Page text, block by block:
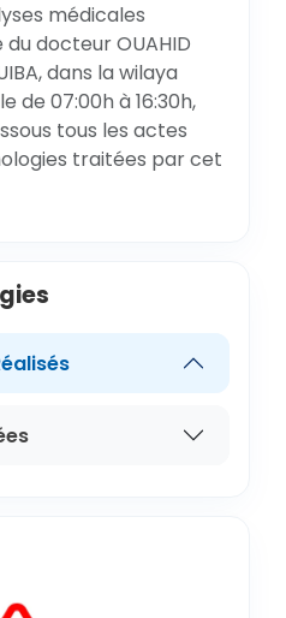
médicales
docteur OUAHID
dans la wilaya
de 07:00h à 16:30h,
tous les actes
traitées par cet